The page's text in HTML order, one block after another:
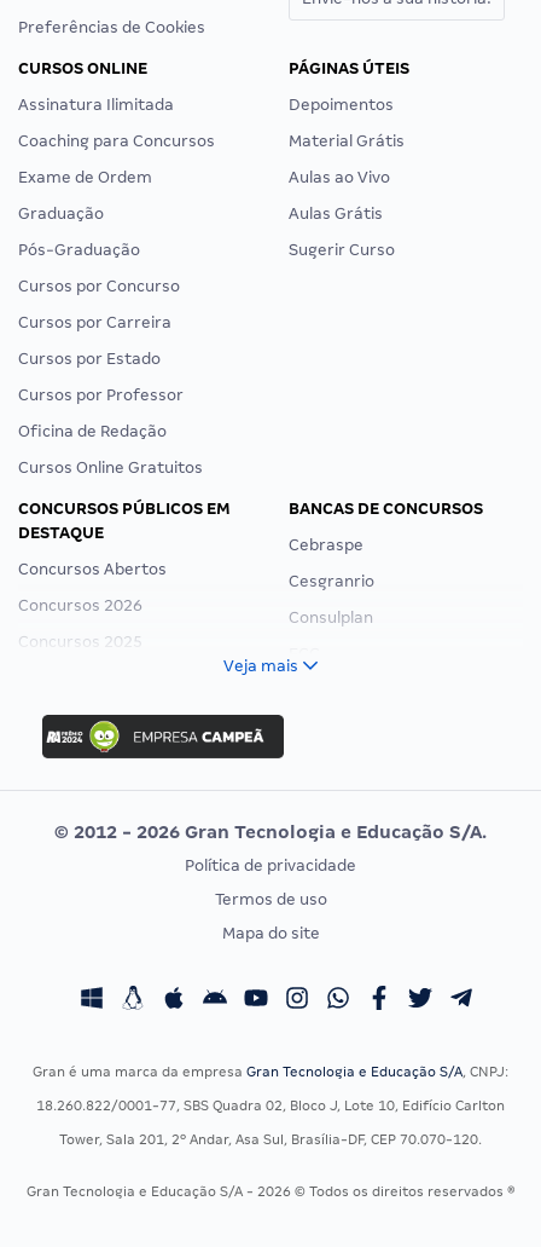
Preferências de Cookies
CURSOS ONLINE
Assinatura Ilimitada
Coaching para Concursos
Exame de Ordem
Graduação
Pós-Graduação
Cursos por Concurso
Cursos por Carreira
Cursos por Estado
Cursos por Professor
Oficina de Redação
Cursos Online Gratuitos
PÁGINAS ÚTEIS
Depoimentos
Material Grátis
Aulas ao Vivo
Aulas Grátis
Sugerir Curso
CONCURSOS PÚBLICOS EM
DESTAQUE
Concursos Abertos
Concursos 2026
Concursos 2025
Concurso Ibama
Concurso MPU
Editais publicados
BANCAS DE CONCURSOS
Cebraspe
Cesgranrio
Consulplan
Vunesp
CONCURSOS POR PROFISSÃO
Concursos Fiscais
Concursos Saúde
Residência Multiprofissional
EXAME DE ORDEM
Calendário OAB
Veja mais
© 2012 - 2026 Gran Tecnologia e Educação S/A.
Política de privacidade
Termos de uso
Mapa do site
Gran é uma marca da empresa Gran Tecnologia e Educação S/A, CNPJ:
18.260.822/0001-77, SBS Quadra 02, Bloco J, Lote 10, Edifício Carlton
Tower, Sala 201, 2º Andar, Asa Sul, Brasília-DF, CEP 70.070-120.
Gran Tecnologia e Educação S/A - 2026 © Todos os direitos reservados ®